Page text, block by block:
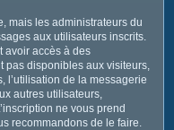
mais les administrateurs du
aux utilisateurs inscrits.
avoir accès à des
pas disponibles aux visiteurs,
l’utilisation de la messagerie
autres utilisateurs,
ne vous prend
recommandons de le faire.